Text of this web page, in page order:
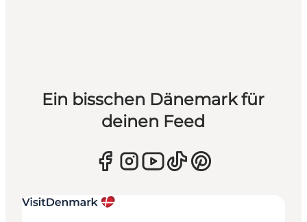
Ein bisschen Dänemark für
deinen Feed